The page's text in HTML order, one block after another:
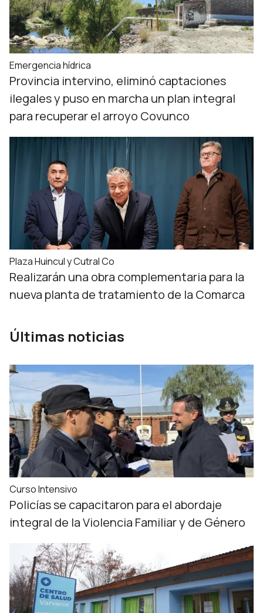
Emergencia hídrica
Provincia intervino, eliminó captaciones
ilegales y puso en marcha un plan integral
para recuperar el arroyo Covunco
Plaza Huincul y Cutral Co
Realizarán una obra complementaria para la
nueva planta de tratamiento de la Comarca
Últimas noticias
Curso Intensivo
Policías se capacitaron para el abordaje
integral de la Violencia Familiar y de Género